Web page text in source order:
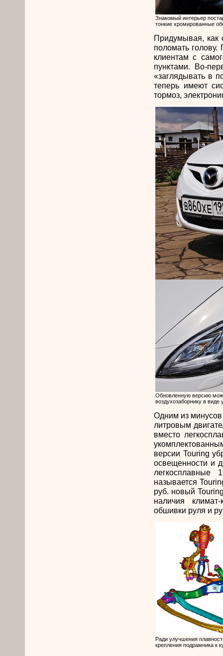
Знакомый интерьер
тонкие хромированные
Придумывая, как
поломать
клиентам с
пунктами. Во-
«заглядывать в
теперь имеют
тормоз,
Обновленную версию
воздухозаборнику в
Одним из
литровым
вместо
версии Touring
освещенности и
легкосплавные
называется
руб. новый
наличия
обшивки руля и
Ради улучшения
крепления подрамника к